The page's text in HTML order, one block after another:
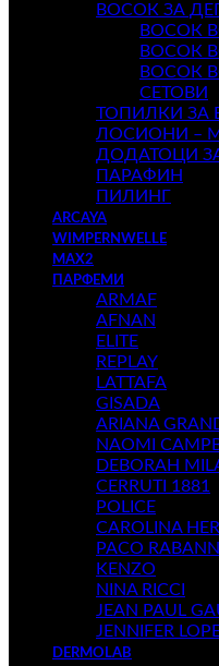
ВОСОК ЗА
ВОСОК
ВОСОК
ВОСОК
СЕТОВИ
ТОПИЛКИ ЗА
ЛОСИОНИ –
ДОДАТОЦИ
ПАРАФИН
ПИЛИНГ
ARCAYA
WIMPERNWELLE
MAX2
ПАРФЕМИ
ARMAF
AFNAN
ELITE
REPLAY
LATTAFA
GISADA
ARIANA
NAOMI
DEBORAH
CERRUTI 1881
POLICE
CAROLINA
PACO
KENZO
NINA RICCI
JEAN PAUL
JENNIFER
DERMOLAB